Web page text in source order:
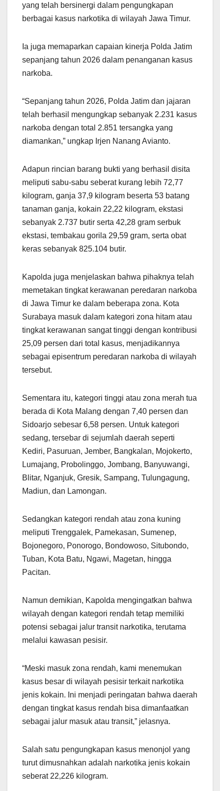
yang telah bersinergi dalam pengungkapan
berbagai kasus narkotika di wilayah Jawa Timur.
Ia juga memaparkan capaian kinerja Polda Jatim
sepanjang tahun 2026 dalam penanganan kasus
narkoba.
“Sepanjang tahun 2026, Polda Jatim dan jajaran
telah berhasil mengungkap sebanyak 2.231 kasus
narkoba dengan total 2.851 tersangka yang
diamankan,” ungkap Irjen Nanang Avianto.
Adapun rincian barang bukti yang berhasil disita
meliputi sabu-sabu seberat kurang lebih 72,77
kilogram, ganja 37,9 kilogram beserta 53 batang
tanaman ganja, kokain 22,22 kilogram, ekstasi
sebanyak 2.737 butir serta 42,28 gram serbuk
ekstasi, tembakau gorila 29,59 gram, serta obat
keras sebanyak 825.104 butir.
Kapolda juga menjelaskan bahwa pihaknya telah
memetakan tingkat kerawanan peredaran narkoba
di Jawa Timur ke dalam beberapa zona. Kota
Surabaya masuk dalam kategori zona hitam atau
tingkat kerawanan sangat tinggi dengan kontribusi
25,09 persen dari total kasus, menjadikannya
sebagai episentrum peredaran narkoba di wilayah
tersebut.
Sementara itu, kategori tinggi atau zona merah tua
berada di Kota Malang dengan 7,40 persen dan
Sidoarjo sebesar 6,58 persen. Untuk kategori
sedang, tersebar di sejumlah daerah seperti
Kediri, Pasuruan, Jember, Bangkalan, Mojokerto,
Lumajang, Probolinggo, Jombang, Banyuwangi,
Blitar, Nganjuk, Gresik, Sampang, Tulungagung,
Madiun, dan Lamongan.
Sedangkan kategori rendah atau zona kuning
meliputi Trenggalek, Pamekasan, Sumenep,
Bojonegoro, Ponorogo, Bondowoso, Situbondo,
Tuban, Kota Batu, Ngawi, Magetan, hingga
Pacitan.
Namun demikian, Kapolda mengingatkan bahwa
wilayah dengan kategori rendah tetap memiliki
potensi sebagai jalur transit narkotika, terutama
melalui kawasan pesisir.
“Meski masuk zona rendah, kami menemukan
kasus besar di wilayah pesisir terkait narkotika
jenis kokain. Ini menjadi peringatan bahwa daerah
dengan tingkat kasus rendah bisa dimanfaatkan
sebagai jalur masuk atau transit,” jelasnya.
Salah satu pengungkapan kasus menonjol yang
turut dimusnahkan adalah narkotika jenis kokain
seberat 22,226 kilogram.